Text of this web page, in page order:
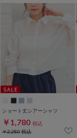
ショート丈シアーシャツ
￥1,780 税込
￥2,280税込